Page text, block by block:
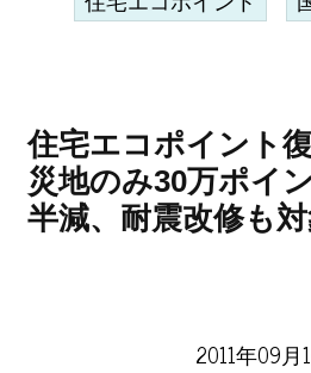
住宅エコポイント
災地のみ30万ポイ
半減、耐震改修も
2011年09月